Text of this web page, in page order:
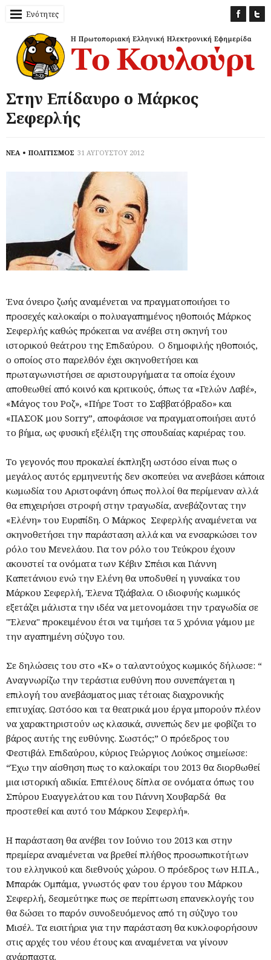
Ενότητες
Στην Επίδαυρο ο Μάρκος
Σεφερλής
ΝΕΑ ΠΟΛΙΤΙΣΜΟΣ 31 ΑΥΓΟΥΣΤΟΥ 2012
Ένα όνειρο ζωής αναμένεται να πραγματοποιήσει το
προσεχές καλοκαίρι ο πολυαγαπημένος ηθοποιός Μάρκος
Σεφερλής καθώς πρόκειται να ανέβει στη σκηνή του
ιστορικού θεάτρου της Επιδαύρου. Ο δημοφιλής ηθοποιός,
ο οποίος στο παρελθόν έχει σκηνοθετήσει και
πρωταγωνιστήσει σε αριστουργήματα τα οποία έχουν
αποθεωθεί από κοινό και κριτικούς, όπως τα «Γελών Λαβέ»,
«Μάγος του Ροζ», «Πήρε Τοστ το Σαββατόβραδο» και
«ΠΑΣΟΚ μου Sorry”, αποφάσισε να πραγματοποιήσει αυτό
το βήμα, ως φυσική εξέλιξη της σπουδαίας καριέρας του.
Το γεγονός που προκαλεί έκπληξη ωστόσο είναι πως ο
μεγάλος αυτός ερμηνευτής δεν σκοπεύει να ανεβάσει κάποια
κωμωδία του Αριστοφάνη όπως πολλοί θα περίμεναν αλλά
θα επιχειρήσει στροφή στην τραγωδία, ανεβάζοντας την
«Ελένη» του Ευριπίδη. Ο Μάρκος Σεφερλής αναμένεται να
σκηνοθετήσει την παράσταση αλλά και να ενσαρκώσει τον
ρόλο του Μενελάου. Για τον ρόλο του Τεύκρου έχουν
ακουστεί τα ονόματα των Κέβιν Σπέισι και Γιάννη
Καπετάνιου ενώ την Ελένη θα υποδυθεί η γυναίκα του
Μάρκου Σεφερλή, Έλενα Τζιάβαλα. Ο ιδιοφυής κωμικός
εξετάζει μάλιστα την ιδέα να μετονομάσει την τραγωδία σε
"Έλενα" προκειμένου έτσι να τιμήσει τα 5 χρόνια γάμου με
την αγαπημένη σύζυγο του.
Σε δηλώσεις του στο «Κ» ο ταλαντούχος κωμικός δήλωσε: “
Αναγνωρίζω την τεράστια ευθύνη που συνεπάγεται η
επιλογή του ανεβάσματος μιας τέτοιας διαχρονικής
επιτυχίας. Ωστόσο και τα θεατρικά μου έργα μπορούν πλέον
να χαρακτηριστούν ως κλασικά, συνεπώς δεν με φοβίζει το
βάρος αυτής της ευθύνης. Σωστός;” Ο πρόεδρος του
Φεστιβάλ Επιδαύρου, κύριος Γεώργιος Λούκος σημείωσε:
“Έχω την αίσθηση πως το καλοκαίρι του 2013 θα διορθωθεί
μια ιστορική αδικία. Επιτέλους δίπλα σε ονόματα όπως του
Σπύρου Ευαγγελάτου και του Γιάννη Χουβαρδά θα
προστεθεί και αυτό του Μάρκου Σεφερλή».
Η παράσταση θα ανέβει τον Ιούνιο του 2013 και στην
πρεμίερα αναμένεται να βρεθεί πλήθος προσωπικοτήτων
του ελληνικού και διεθνούς χώρου. Ο πρόεδρος των Η.Π.Α.,
Μπαράκ Ομπάμα, γνωστός φαν του έργου του Μάρκου
Σεφερλή, δεσμεύτηκε πως σε περίπτωση επανεκλογής του
θα δώσει το παρόν συνοδευόμενος από τη σύζυγο του
Μισέλ. Τα εισιτήρια για την παράσταση θα κυκλοφορήσουν
στις αρχές του νέου έτους και αναμένεται να γίνουν
ανάρπαστα.